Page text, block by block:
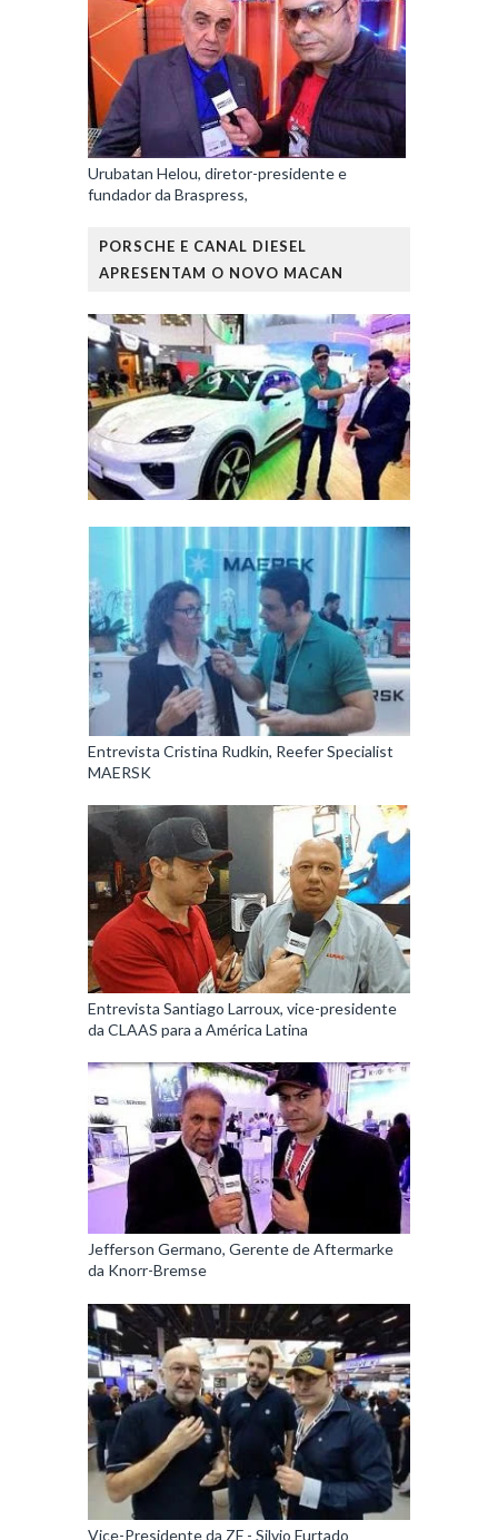
Urubatan Helou, diretor-presidente e
fundador da Braspress,
PORSCHE E CANAL DIESEL
APRESENTAM O NOVO MACAN
Entrevista Cristina Rudkin, Reefer Specialist
MAERSK
Entrevista Santiago Larroux, vice-presidente
da CLAAS para a América Latina
Jefferson Germano, Gerente de Aftermarke
da Knorr-Bremse
Vice-Presidente da ZF - Silvio Furtado